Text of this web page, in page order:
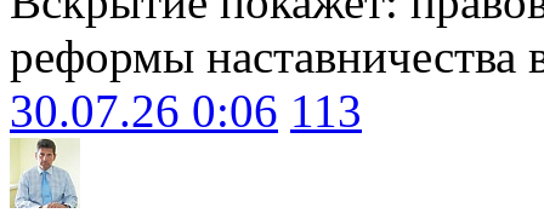
реформы наставничества
30.07.26 0:06 113